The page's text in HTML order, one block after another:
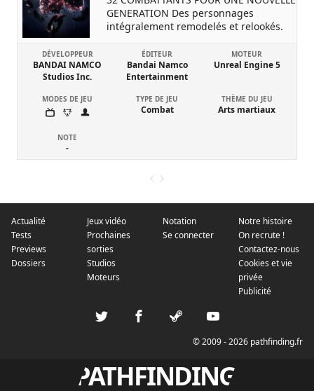
GENERATION Des personnages
intégralement remodelés et relookés.
DÉVELOPPEUR
BANDAI NAMCO
Studios Inc.
ÉDITEUR
Bandai Namco
Entertainment
MOTEUR
Unreal Engine 5
MODES DE JEU TYPE DE JEU
Combat
THÈME DU JEU
Arts martiaux
NOTE
-
Actualité
Tests
Previews
Dossiers
Jeux vidéo
Prochaines
sorties
Studios
Moteurs
Notation
Se connecter
Notre histoire
On recrute !
Contactez-nous
Cookies et vie
privée
Publicité
© 2009 - 2026 pathfinding.fr
PATHFINDING